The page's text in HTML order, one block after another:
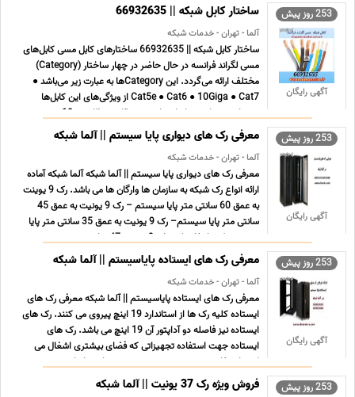
253 روز پیش
آگهی رایگان
ساختار کابل شبکه || 66932635
آلما - تهران - خدمات شبکه
ساختار کابل شبکه || 66932635 ساختارهای کابل مسی کابل‌های
مسی لگراند فرانسه در حال حاضر در چهار ساختار (Category)
مختلف ارائه می‌‌گردد. این Categoryها به عبارت زیر می‌باشد ●
Cat5e ● Cat6 ● 10Giga ● Cat7 از ویژگی‌های این کابل‌‌ها
می‌توان به موارد زیر اشاره داشت ● مقاومت ظاهری 10 ... ...
253 روز پیش
آگهی رایگان
معرفی رک های دیواری پایا سیستم || آلما شبکه
آلما - تهران - خدمات شبکه
معرفی رک های دیواری پایا سیستم || آلما شبکه آلما شبکه آماده
ارائه انواع رک شبکه به سازمان ها وارگان ها می باشد. رک 9 یوینت
به عمق 60 سانتی متر پایا سیستم – رک 9 یونیت به عمق 45
سانتی متر پایا سیستم– رک 9 یونیت به عمق 35 سانتی متر پایا
سیستم نکته ارتفاع رک های 9 یونیت 47 سانتی مت ... ...
253 روز پیش
آگهی رایگان
معرفی رک های ایستاده پایاسیستم || آلما شبکه
آلما - تهران - خدمات شبکه
معرفی رک های ایستاده پایاسیستم || آلما شبکه معرفی رک های
ایستاده کلیه رک ها از استاندارد 19 اینچ پیروی می کنند. رک های
ایستاده نیز فاصله دو آداپتور آن 19 اینچ می باشد. رک های
ایستاده جهت استفاده تجهیزاتی که فضای بیشتری اشغال می
کنند استفاده می شوند. بسته به نوع تجهیزات و ابعاد ... ...
253 روز پیش فروش ویژه رک 37 یونیت || آلما شبکه